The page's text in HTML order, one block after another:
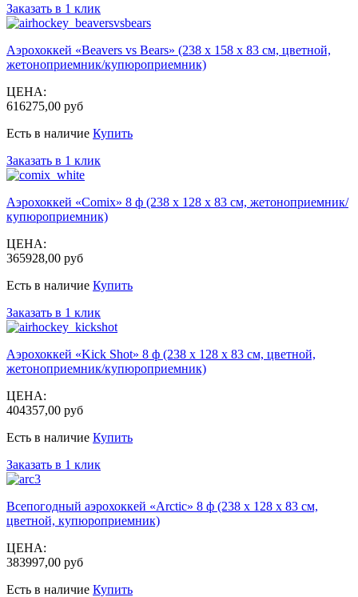
Заказать в 1 клик
Аэрохоккей «Beavers vs Bears» (238 х 158 х 83 см, цветной,
жетоноприемник/купюроприемник)
ЦЕНА:
616275,00 руб
Есть в наличие Купить
Заказать в 1 клик
Аэрохоккей «Comix» 8 ф (238 х 128 х 83 см, жетоноприемник/
купюроприемник)
ЦЕНА:
365928,00 руб
Есть в наличие Купить
Заказать в 1 клик
Аэрохоккей «Kick Shot» 8 ф (238 х 128 х 83 см, цветной,
жетоноприемник/купюроприемник)
ЦЕНА:
404357,00 руб
Есть в наличие Купить
Заказать в 1 клик
Всепогодный аэрохоккей «Arctic» 8 ф (238 х 128 х 83 см,
цветной, купюроприемник)
ЦЕНА:
383997,00 руб
Есть в наличие Купить